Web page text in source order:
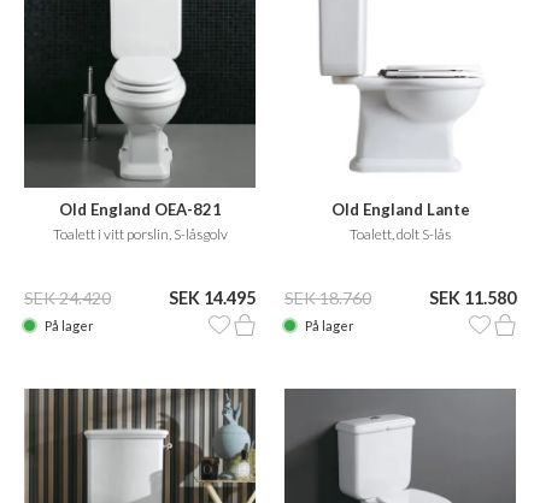
Old England OEA-821
Toalett i vitt porslin, S-låsgolv
SEK 24.420 SEK 14.495
På lager
Old England Lante
LA07/LA09B
Toalett, dolt S-lås
SEK 18.760 SEK 11.580
På lager